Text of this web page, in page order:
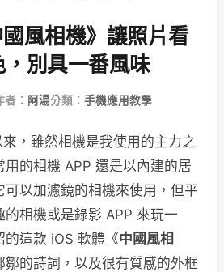
風相機》讓照片看
別具一番風味
者： 阿湯分類： 手機應用教學
，雖然相機是我使用的主力之
的相機 APP 還是以內建的居
可以加濾鏡的相機來使用，但平
的相機或是錄影 APP 來玩一
的這款 iOS 軟體《中國風相
鄒的詩詞，以及很有質感的外框